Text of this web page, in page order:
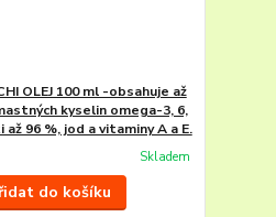
OLEJ 100 ml -obsahuje až
kyselin omega-3, 6,
96 %, jod a vitaminy A a E.
Skladem
do košíku